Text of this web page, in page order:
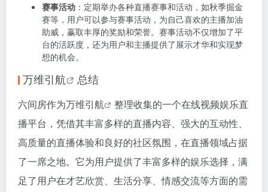
赛事活动 ：定期举办各种直播赛事和活动，如秋季掘金
赛等，用户可以参与赛事活动，为自己喜欢的主播加油
助威，赢取丰厚的奖励和荣誉。赛事活动不仅增加了平
台的活跃度，还为用户和主播提供了展示才华和实现梦
想的机会。
万维引航 总结
六间房作为万维引航
整理收集的一个在线视频娱乐直
播平台，凭借其丰富多样的直播内容、强大的互动性、
高质量的直播体验和良好的社区氛围，在直播领域占据
了一席之地。它为用户提供了丰富多样的娱乐选择，满
足了用户在才艺欣赏、生活分享、情感交流等方面的需